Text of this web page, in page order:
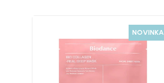
NOVINKA